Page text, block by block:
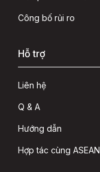
Công bố rủi ro
Hỗ trợ
Liên hệ
Q & A
Hướng dẫn
Hợp tác cùng ASEAN